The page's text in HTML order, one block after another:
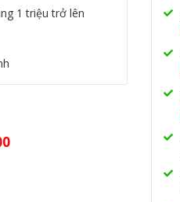
1 triệu trở lên